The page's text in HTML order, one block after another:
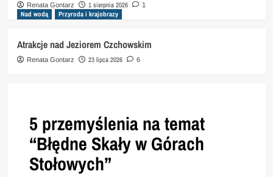
Renata Gontarz 1 sierpnia 2026 1
Nad wodą Przyroda i krajobrazy
Atrakcje nad Jeziorem Czchowskim
Renata Gontarz 23 lipca 2026 6
5 przemyślenia na temat
“Błędne Skały w Górach
Stołowych”